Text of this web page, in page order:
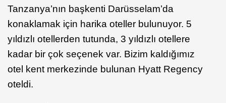
Tanzanya’nın başkenti Darüsselam’da
konaklamak için harika oteller bulunuyor. 5
yıldızlı otellerden tutunda, 3 yıldızlı otellere
kadar bir çok seçenek var. Bizim kaldığımız
otel kent merkezinde bulunan Hyatt Regency
oteldi.